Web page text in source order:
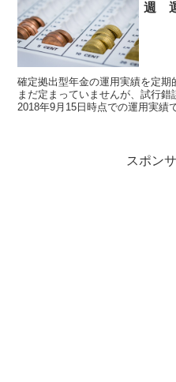
週
確定拠出型年金の運用実績を定
まだ定まっていませんが、試行錯
2018年9月15日時点での運用実績
スポン